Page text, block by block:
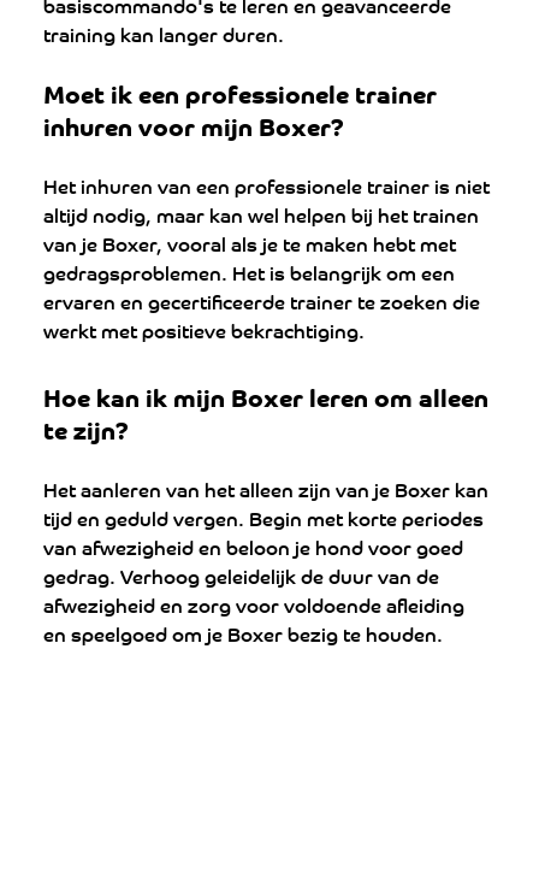
training kan langer duren.
Moet ik een professionele trainer
inhuren voor mijn Boxer?
Het inhuren van een professionele trainer is niet
altijd nodig, maar kan wel helpen bij het trainen
van je Boxer, vooral als je te maken hebt met
gedragsproblemen. Het is belangrijk om een
ervaren en gecertificeerde trainer te zoeken die
werkt met positieve bekrachtiging.
Hoe kan ik mijn Boxer leren om alleen
te zijn?
Het aanleren van het alleen zijn van je Boxer kan
tijd en geduld vergen. Begin met korte periodes
van afwezigheid en beloon je hond voor goed
gedrag. Verhoog geleidelijk de duur van de
afwezigheid en zorg voor voldoende afleiding
en speelgoed om je Boxer bezig te houden.